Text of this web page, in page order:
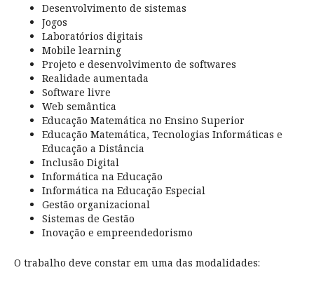
Desenvolvimento de sistemas
Jogos
Laboratórios digitais
Mobile learning
Projeto e desenvolvimento de softwares
Realidade aumentada
Software livre
Web semântica
Educação Matemática no Ensino Superior
Educação Matemática, Tecnologias Informáticas e
Educação a Distância
Inclusão Digital
Informática na Educação
Informática na Educação Especial
Gestão organizacional
Sistemas de Gestão
Inovação e empreendedorismo
O trabalho deve constar em uma das modalidades: